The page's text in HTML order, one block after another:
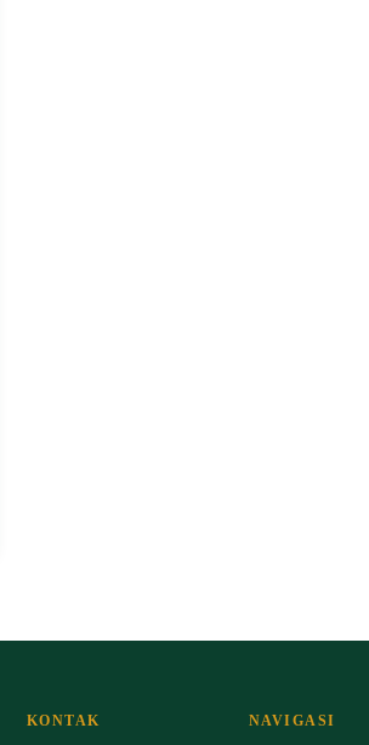
KONTAK NAVIGASI